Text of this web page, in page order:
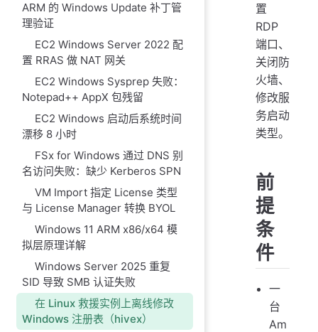
ARM 的 Windows Update 补丁管
理验证
EC2 Windows Server 2022 配
置 RRAS 做 NAT 网关
EC2 Windows Sysprep 失败：
Notepad++ AppX 包残留
EC2 Windows 启动后系统时间
漂移 8 小时
FSx for Windows 通过 DNS 别
名访问失败：缺少 Kerberos SPN
VM Import 指定 License 类型
与 License Manager 转换 BYOL
Windows 11 ARM x86/x64 模
拟层原理详解
Windows Server 2025 重复
SID 导致 SMB 认证失败
在 Linux 救援实例上离线修改
Windows 注册表（hivex）
置
RDP
端口、
关闭防
火墙、
修改服
务启动
类型。
前
提
条
件
一
台
Am